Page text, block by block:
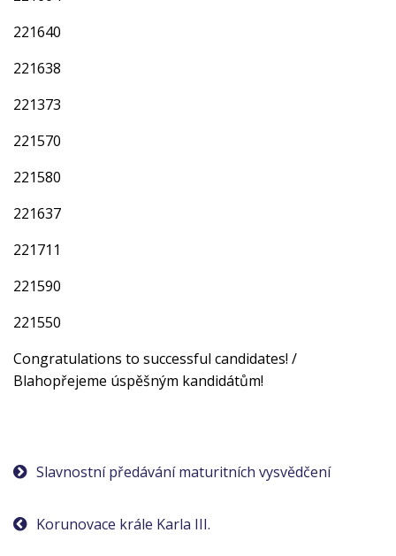
221640
221638
221373
221570
221580
221637
221711
221590
221550
Congratulations to successful candidates! /
Blahopřejeme úspěšným kandidátům!
Navigace
proKorunovace krále Karla III.
Slavnostní předávání maturitních vysvědčení